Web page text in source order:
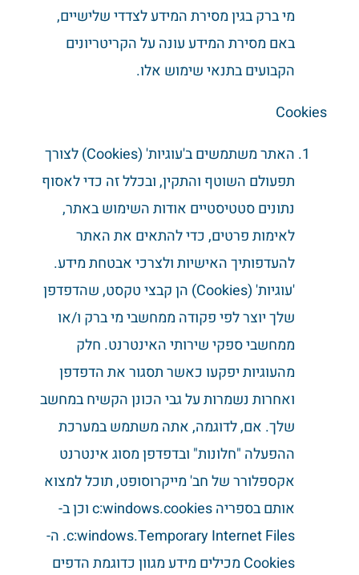
מי ברק בגין מסירת המידע לצדדי שלישיים,
באם מסירת המידע עונה על הקריטריונים
הקבועים בתנאי שימוש אלו.
Cookies
האתר משתמשים ב'עוגיות' (Cookies) לצורך
תפעולם השוטף והתקין, ובכלל זה כדי לאסוף
נתונים סטטיסטיים אודות השימוש באתר,
לאימות פרטים, כדי להתאים את האתר
להעדפותיך האישיות ולצרכי אבטחת מידע.
'עוגיות' (Cookies) הן קבצי טקסט, שהדפדפן
שלך יוצר לפי פקודה ממחשבי מי ברק ו/או
ממחשבי ספקי שירותי האינטרנט. חלק
מהעוגיות יפקעו כאשר תסגור את הדפדפן
ואחרות נשמרות על גבי הכונן הקשיח במחשב
שלך. אם, לדוגמה, אתה משתמש במערכת
ההפעלה "חלונות" ובדפדפן מסוג אינטרנט
אקספלורר של חב' מייקרוסופט, תוכל למצוא
אותם בספריה c:windows.cookies וכן ב-
c:windows.Temporary Internet Files. ה-
Cookies מכילים מידע מגוון כדוגמת הדפים